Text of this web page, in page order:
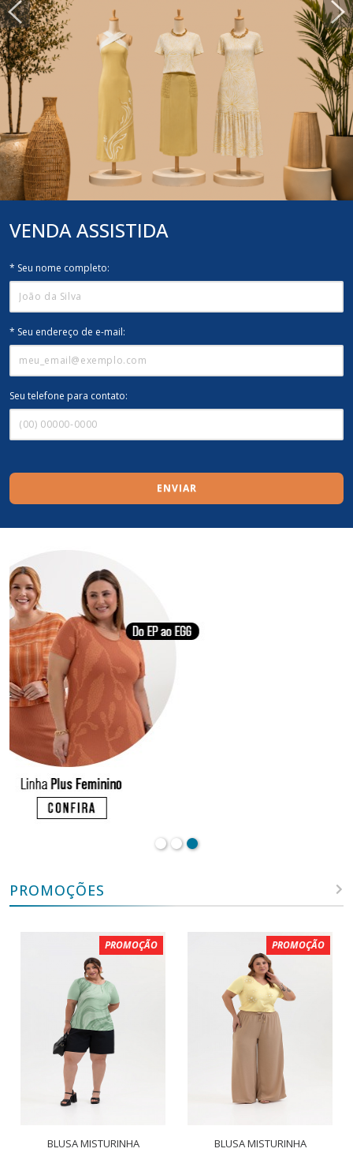
VENDAASSISTIDA
* Seu nome completo:
* Seu endereço de e-mail:
Seu telefone para contato:
ENVIAR
PROMOÇÕES
PROMOÇÃO
BLUSA MISTURINHA
PROMOÇÃO
BLUSA MISTURINHA